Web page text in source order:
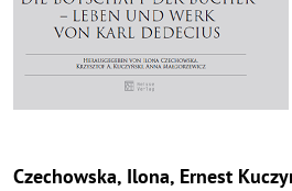
Czechowska, Ilona, Ernest